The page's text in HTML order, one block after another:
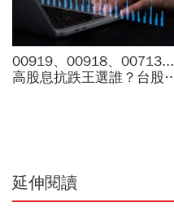
00919、00918、00713...
高股息抗跌王選誰？台股7
延伸閱讀